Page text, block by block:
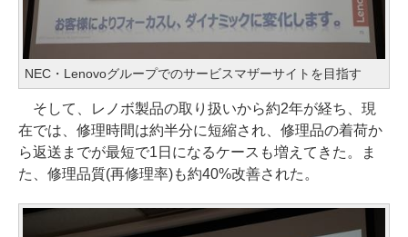
NEC・Lenovoグループでのサービスマザーサイトを目指す
そして、レノボ製品の取り扱いから約2年が経ち、現
在では、修理時間は約半分に短縮され、修理品の着荷か
ら返送までが最短で1日になるケースも増えてきた。ま
た、修理品質(再修理率)も約40%改善された。